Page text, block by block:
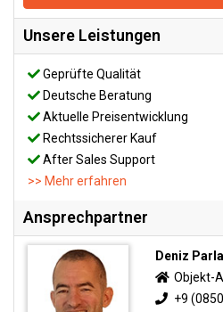
Unsere Leistungen
Geprüfte Qualität
Deutsche Beratung
Aktuelle Preisentwicklung
Rechtssicherer Kauf
After Sales Support
>> Mehr erfahren
Ansprechpartner
Deniz
Objekt-
+9